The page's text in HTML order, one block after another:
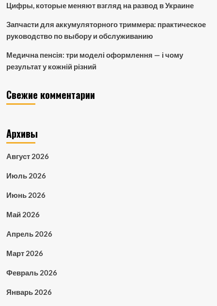
Цифры, которые меняют взгляд на развод в Украине
Запчасти для аккумуляторного триммера: практическое
руководство по выбору и обслуживанию
Медична пенсія: три моделі оформлення — і чому
результат у кожній різний
Свежие комментарии
Архивы
Август 2026
Июль 2026
Июнь 2026
Май 2026
Апрель 2026
Март 2026
Февраль 2026
Январь 2026